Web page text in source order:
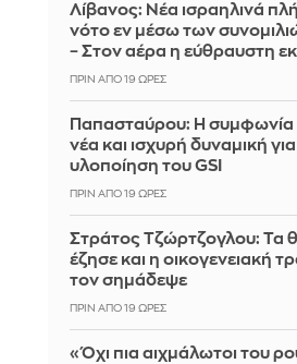
Λίβανος: Νέα ισραηλινά
νότο εν μέσω των
– Στον αέρα η εύθραυστη
ΠΡΙΝ ΑΠΌ 19 ΏΡΕΣ
Παπασταύρου: Η συμφωνία
νέα και ισχυρή δυναμική
υλοποίηση του GSI
ΠΡΙΝ ΑΠΌ 19 ΏΡΕΣ
Στράτος Τζώρτζογλου: Τα
έζησε και η οικογενειακή
τον σημάδεψε
ΠΡΙΝ ΑΠΌ 19 ΏΡΕΣ
«Όχι πια αιχμάλωτοι του